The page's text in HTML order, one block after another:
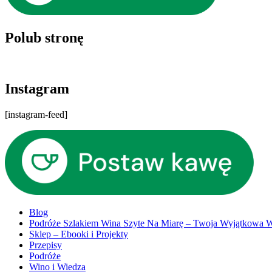
Polub stronę
Instagram
[instagram-feed]
Blog
Podróże Szlakiem Wina Szyte Na Miarę – Twoja Wyjątkowa
Sklep – Ebooki i Projekty
Przepisy
Podróże
Wino i Wiedza